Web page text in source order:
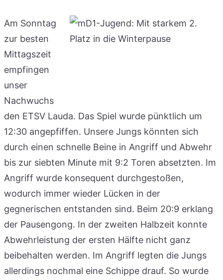
Am Sonntag
zur besten
Mittagszeit
empfingen
unser
Nachwuchs
den ETSV Lauda. Das Spiel wurde pünktlich um
12:30 angepfiffen. Unsere Jungs könnten sich
durch einen schnelle Beine in Angriff und Abwehr
bis zur siebten Minute mit 9:2 Toren absetzten. Im
Angriff wurde konsequent durchgestoßen,
wodurch immer wieder Lücken in der
gegnerischen entstanden sind. Beim 20:9 erklang
der Pausengong. In der zweiten Halbzeit konnte
Abwehrleistung der ersten Hälfte nicht ganz
beibehalten werden. Im Angriff legten die Jungs
allerdings nochmal eine Schippe drauf. So wurde